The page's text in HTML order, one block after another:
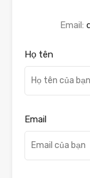
Email:
Họ tên
Email